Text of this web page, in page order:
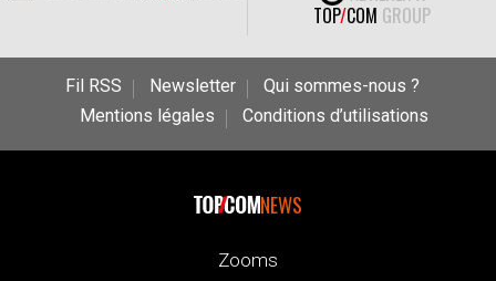
TOP/COM GROUP
Fil RSS Newsletter
Qui sommes-nous ?
Mentions légales
Conditions d’utilisations
NEWS
Zooms